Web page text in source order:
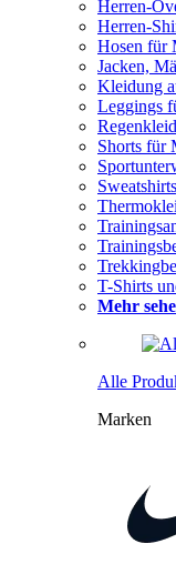
Herren-
Herren-
Hosen für
Jacken,
Kleidung
Leggings
Shorts für
T-Shirts
Mehr
Alle
Marken